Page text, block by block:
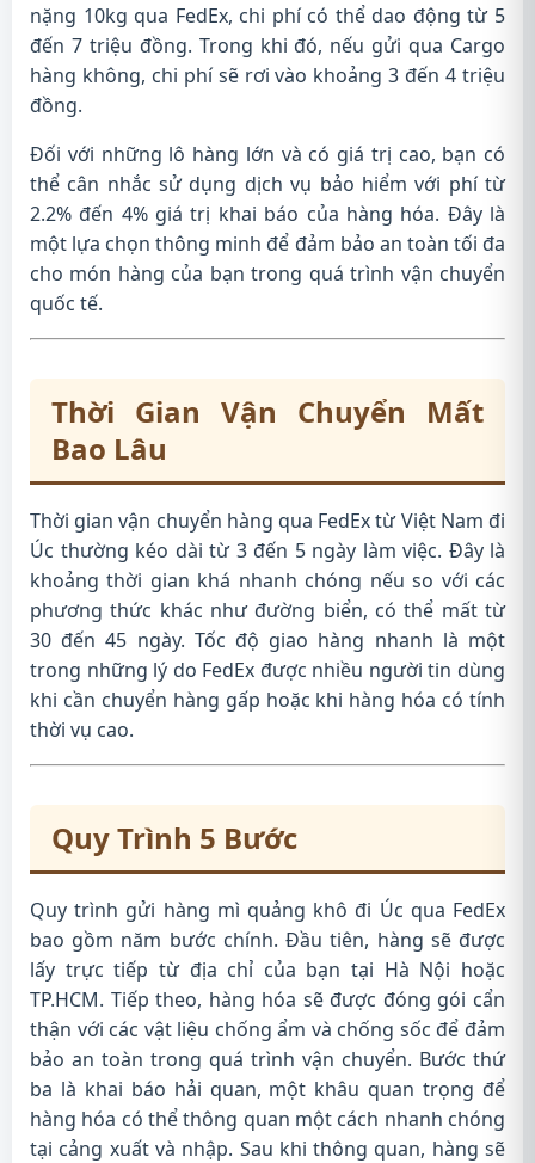
nặng 10kg qua FedEx, chi phí có thể dao động từ 5
đến 7 triệu đồng. Trong khi đó, nếu gửi qua Cargo
hàng không, chi phí sẽ rơi vào khoảng 3 đến 4 triệu
đồng.
Đối với những lô hàng lớn và có giá trị cao, bạn có
thể cân nhắc sử dụng dịch vụ bảo hiểm với phí từ
2.2% đến 4% giá trị khai báo của hàng hóa. Đây là
một lựa chọn thông minh để đảm bảo an toàn tối đa
cho món hàng của bạn trong quá trình vận chuyển
quốc tế.
Thời Gian Vận Chuyển Mất
Bao Lâu
Thời gian vận chuyển hàng qua FedEx từ Việt Nam đi
Úc thường kéo dài từ 3 đến 5 ngày làm việc. Đây là
khoảng thời gian khá nhanh chóng nếu so với các
phương thức khác như đường biển, có thể mất từ
30 đến 45 ngày. Tốc độ giao hàng nhanh là một
trong những lý do FedEx được nhiều người tin dùng
khi cần chuyển hàng gấp hoặc khi hàng hóa có tính
thời vụ cao.
Quy Trình 5 Bước
Quy trình gửi hàng mì quảng khô đi Úc qua FedEx
bao gồm năm bước chính. Đầu tiên, hàng sẽ được
lấy trực tiếp từ địa chỉ của bạn tại Hà Nội hoặc
TP.HCM. Tiếp theo, hàng hóa sẽ được đóng gói cẩn
thận với các vật liệu chống ẩm và chống sốc để đảm
bảo an toàn trong quá trình vận chuyển. Bước thứ
ba là khai báo hải quan, một khâu quan trọng để
hàng hóa có thể thông quan một cách nhanh chóng
tại cảng xuất và nhập. Sau khi thông quan, hàng sẽ